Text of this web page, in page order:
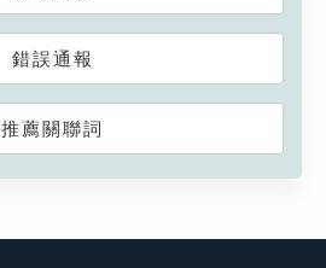
錯誤通報
推薦關聯詞